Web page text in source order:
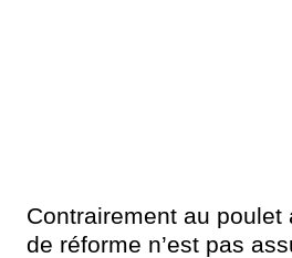
Contrairement au poulet
de réforme n’est pas